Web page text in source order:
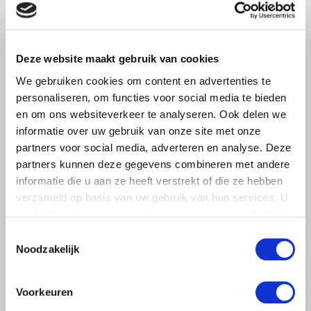
Deze website maakt gebruik van cookies
We gebruiken cookies om content en advertenties te
personaliseren, om functies voor social media te bieden
en om ons websiteverkeer te analyseren. Ook delen we
informatie over uw gebruik van onze site met onze
partners voor social media, adverteren en analyse. Deze
partners kunnen deze gegevens combineren met andere
informatie die u aan ze heeft verstrekt of die ze hebben
verzameld op basis van uw gebruik van hun services. U
Noodzakelijk
Voorkeuren
pluimveehouders
leden op om op vrijdagochtend 14 augustus massaal naar
het voorplein van het provinciehuis in Den Bosch te
komen…